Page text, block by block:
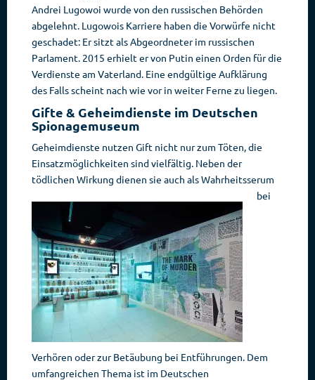
Andrei Lugowoi wurde von den russischen Behörden
abgelehnt. Lugowois Karriere haben die Vorwürfe nicht
geschadet: Er sitzt als Abgeordneter im russischen
Parlament. 2015 erhielt er von Putin einen Orden für die
Verdienste am Vaterland. Eine endgültige Aufklärung
des Falls scheint nach wie vor in weiter Ferne zu liegen.
Gifte & Geheimdienste im Deutschen
Spionagemuseum
Geheimdienste nutzen Gift nicht nur zum Töten, die
Einsatzmöglichkeiten sind vielfältig. Neben der
tödlichen Wirkung dienen sie auch als Wahrheitsserum
bei
Verhören oder zur Betäubung bei Entführungen. Dem
umfangreichen Thema ist im Deutschen